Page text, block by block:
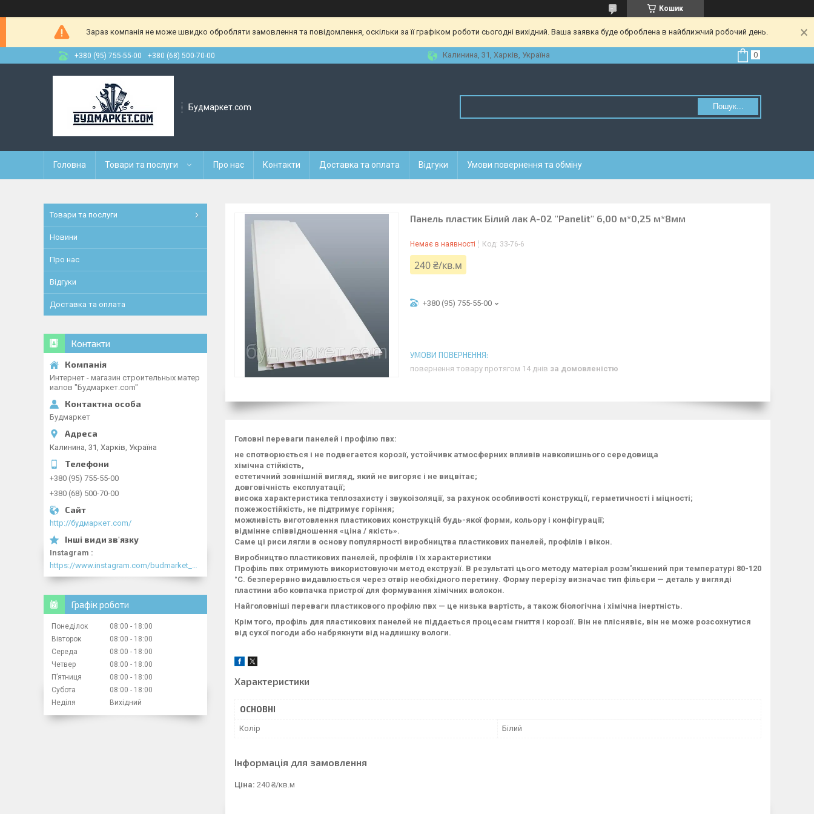
Кошик
Зараз компанія не може швидко обробляти замовлення та повідомлення, оскільки за її графіком роботи сьогодні вихідний. Ваша заявка буде оброблена в найближчий робочий день.
+380 (95) 755-55-00 +380 (68) 500-70-00 Калинина, 31, Харків, Україна
Будмаркет.com Пошук...
Головна Товари та послуги Про нас Контакти Доставка та оплата Відгуки Умови повернення та обміну
Панель пластик Білий лак А-02 "Panelit" 6,00 м*0,25 м*8мм
Немає в наявності Код: 33-76-6
240 ₴/кв.м
+380 (95) 755-55-00
повернення товару протягом 14 днів за домовленістю
Головні переваги панелей і профілю пвх:
не спотворюється і не подвегается корозії, устойчивк атмосферних впливів навколишнього середовища
хімічна стійкість,
естетичний зовнішній вигляд, який не вигоряє і не вицвітає;
довговічність експлуатації;
висока характеристика теплозахисту і звукоізоляції, за рахунок особливості конструкції, герметичності і міцності;
пожежостійкість, не підтримує горіння;
можливість виготовлення пластикових конструкцій будь-якої форми, кольору і конфігурації;
відмінне співвідношення «ціна / якість».
Саме ці риси лягли в основу популярності виробництва пластикових панелей, профілів і вікон.
Виробництво пластикових панелей, профілів і їх характеристики
Профіль пвх отримують використовуючи метод екструзії. В результаті цього методу матеріал розм'якшений при температурі 80-120
°C. безперервно видавлюється через отвір необхідного перетину. Форму перерізу визначає тип фільєри — деталь у вигляді
пластини або ковпачка пристрої для формування хімічних волокон.
Найголовніші переваги пластикового профілю пвх — це низька вартість, а також біологічна і хімічна інертність.
Крім того, профіль для пластикових панелей не піддається процесам гниття і корозії. Він не пліснявіє, він не може розсохнутися
від сухої погоди або набрякнути від надлишку вологи.
Характеристики
ОСНОВНІ
Колір Білий
Інформація для замовлення
Ціна: 240 ₴/кв.м
Товари та послуги
Новини
Про нас
Відгуки
Доставка та оплата
Контакти
Интернет - магазин строительных матер
иалов "Будмаркет.com"
Будмаркет
Калинина, 31, Харків, Україна
+380 (95) 755-55-00
+380 (68) 500-70-00
http://будмаркет.com/
Instagram
Графік роботи
Понеділок 08:00
18:00
Вівторок
08:00
18:00
Середа
08:00
18:00
Четвер
08:00
18:00
Пʼятниця
08:00
18:00
Субота
08:00
18:00
Неділя
Вихідний